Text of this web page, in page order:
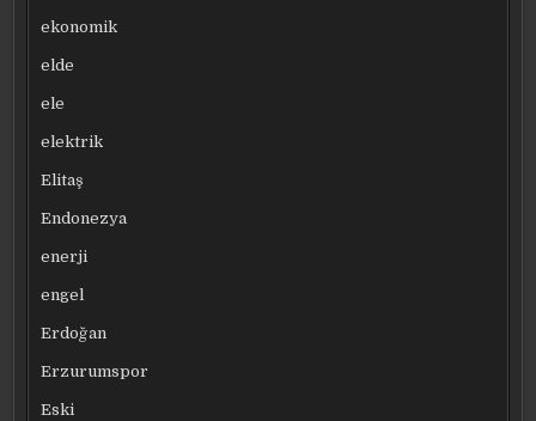
ekonomik
elde
ele
elektrik
Elitaş
Endonezya
enerji
engel
Erdoğan
Erzurumspor
Eski